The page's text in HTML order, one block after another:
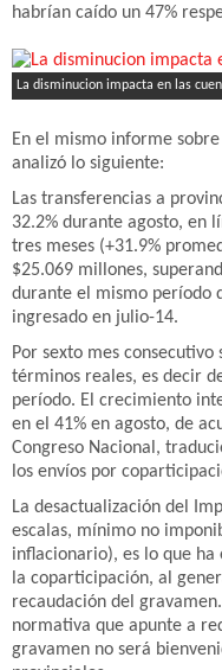
habrían caído un 47%
La disminucion impacta en las
En el mismo informe
analizó lo siguiente:
Las transferencias a
32.2% durante agosto, en
tres meses (+31.9%
$25.069 millones,
durante el mismo período
ingresado en julio-14.
Por sexto mes
términos reales, es decir
período. El crecimiento
en el 41% en agosto, de
Congreso Nacional,
los envíos por
La desactualización del
escalas, mínimo no
inflacionario), es lo que
la coparticipación, al
recaudación del
normativa que apunte a
gravamen no será